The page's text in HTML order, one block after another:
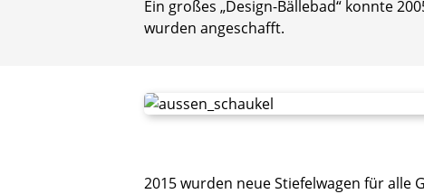
Ein großes „Design-Bällebad“ konnte
wurden angeschafft.
2015 wurden neue Stiefelwagen für